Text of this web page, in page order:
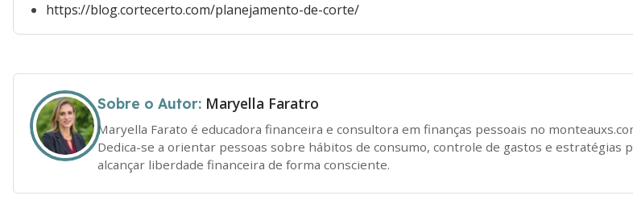
https://blog.cortecerto.com/planejamento-de-corte/
Sobre o Autor: Maryella Faratro
Maryella Farato é educadora financeira e consultora em finanças pessoais no
Dedica-se a orientar pessoas sobre hábitos de consumo, controle de gastos e estratégias
alcançar liberdade financeira de forma consciente.